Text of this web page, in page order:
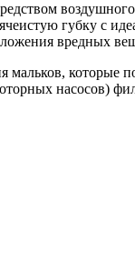
воздушного
губку с
вредных
которые
насосов)